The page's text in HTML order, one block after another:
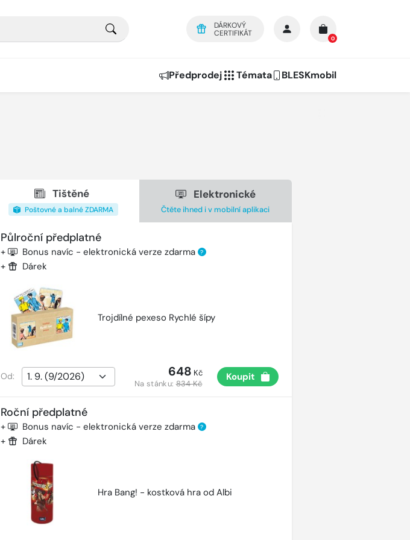
DÁRKOVÝ
CERTIFIKÁT
0
Předprodej Témata BLESKmobil
Tištěné
Poštovné a balné ZDARMA
Elektronické
Čtěte ihned i v mobilní aplikaci
Půlroční předplatné
+ Bonus navíc - elektronická verze zdarma ?
+ Dárek
Trojdílné pexeso Rychlé šípy
Od: 648 Kč
Na stánku:834 Kč
Koupit
Roční předplatné
+ Bonus navíc - elektronická verze zdarma ?
+ Dárek
Hra Bang! - kostková hra od Albi